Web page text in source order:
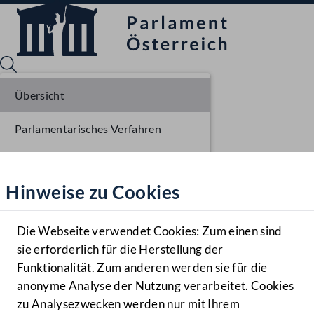
Hilfe
Benutzer
Navigationsmenü öffnen
MENÜ
Hinweise zu Cookies
Die Webseite verwendet Cookies: Zum einen sind
sie erforderlich für die Herstellung der
Funktionalität. Zum anderen werden sie für die
anonyme Analyse der Nutzung verarbeitet. Cookies
zu Analysezwecken werden nur mit Ihrem
Übersicht
Parlamentarisches Verfahren
Ausschussberatungen NR
Plenarberatungen NR